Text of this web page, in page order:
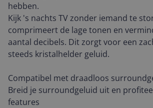
hebben.
Kijk 's nachts TV zonder iemand te
comprimeert de lage tonen en
aantal decibels. Dit zorgt voor een
steeds kristalhelder geluid.
Compatibel met draadloos
Breid je surroundgeluid uit en
features